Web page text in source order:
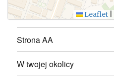
Leaflet
Strona AA
W twojej okolicy